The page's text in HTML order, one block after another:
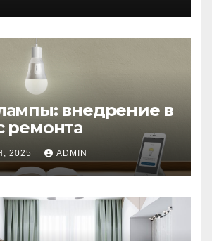
внедрение в
ремонта
2025 ADMIN